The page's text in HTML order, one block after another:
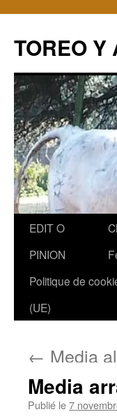
TOREO Y
Aller
contenu
EDIT O
PINION
Politique de
(UE)
← Media
Media
Publié le7